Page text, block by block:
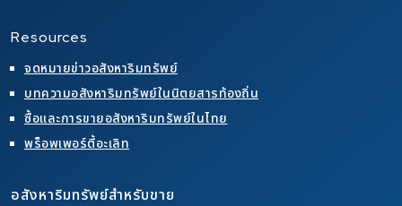
Resources
จดหมายข่าวอสังหาริมทรัพย์
บทความอสังหาริมทรัพย์ในนิตยสารท้องถิ่น
ซื้อและการขายอสังหาริมทรัพย์ในไทย
พร็อพเพอร์ตี้อะเลิท
อสังหาริมทรัพย์สำหรับขาย